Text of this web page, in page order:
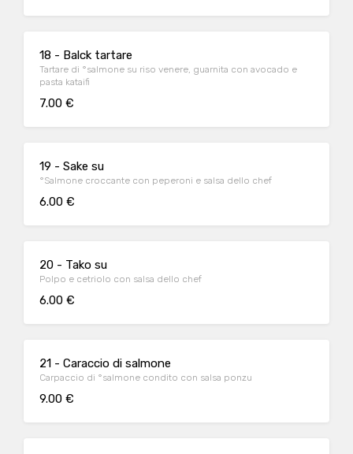
18 - Balck tartare
Tartare di °salmone su riso venere, guarnita con avocado e
pasta kataifi
7.00 €
19 - Sake su
°Salmone croccante con peperoni e salsa dello chef
6.00 €
20 - Tako su
Polpo e cetriolo con salsa dello chef
6.00 €
21 - Caraccio di salmone
Carpaccio di °salmone condito con salsa ponzu
9.00 €